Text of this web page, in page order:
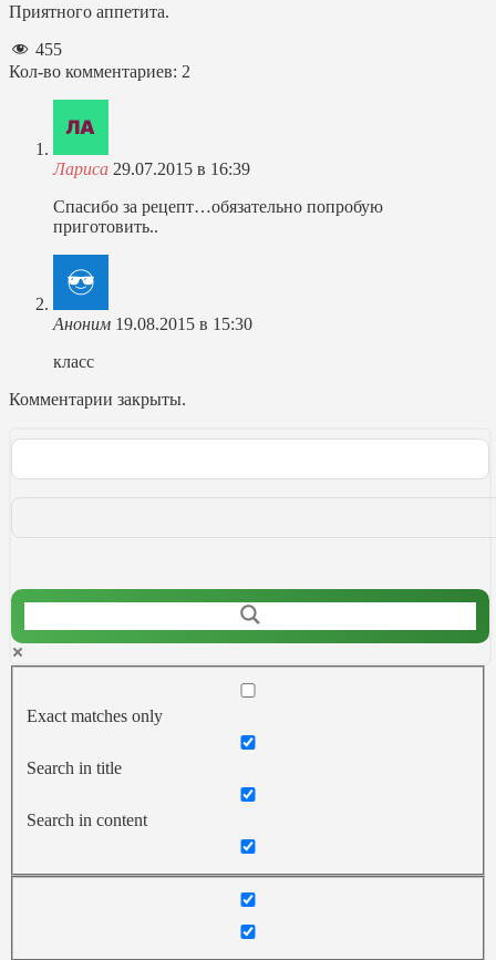
Приятного аппетита.
455
Кол-во комментариев: 2
Лариса 29.07.2015 в 16:39
Спасибо за рецепт…обязательно попробую
приготовить..
Аноним 19.08.2015 в 15:30
класс
Комментарии закрыты.
Exact matches only
Search in title
Search in content